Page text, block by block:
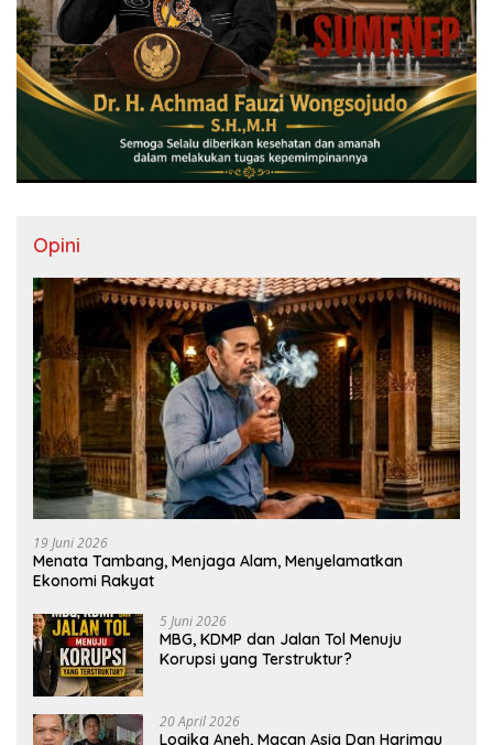
Opini
19 Juni 2026
Menata Tambang, Menjaga Alam, Menyelamatkan
Ekonomi Rakyat
5 Juni 2026
MBG, KDMP dan Jalan Tol Menuju
Korupsi yang Terstruktur?
20 April 2026
Logika Aneh, Macan Asia Dan Harimau